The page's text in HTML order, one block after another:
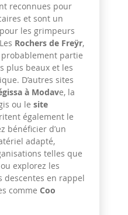
reconnues pour
et sont un
les grimpeurs
Rochers de Freÿr,
partie
plus beaux et les
D’autres sites
à Modave, la
ou le site
également le
bénéficier d’un
adapté,
telles que
explorez les
descentes en rappel
comme Coo